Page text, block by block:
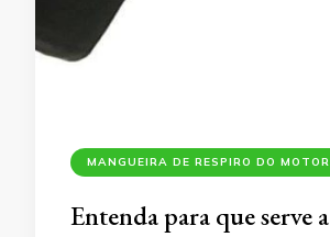
MANGUEIRA DE RESPIRO DO MOTOR
Entenda para que serve a